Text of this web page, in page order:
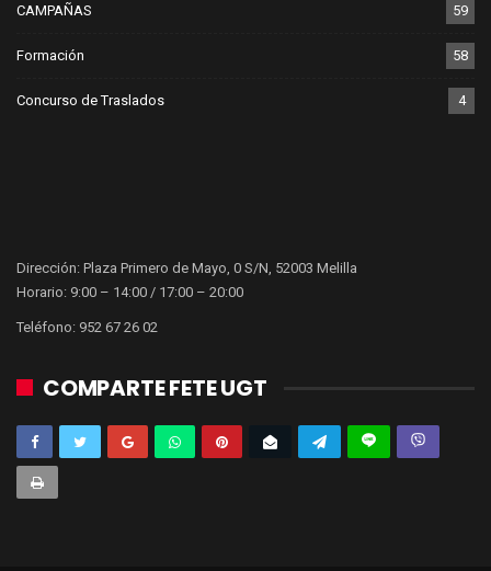
CAMPAÑAS 59
Formación 58
Concurso de Traslados 4
Dirección: Plaza Primero de Mayo, 0 S/N, 52003 Melilla
Horario: 9:00 – 14:00 / 17:00 – 20:00
Teléfono: 952 67 26 02
COMPARTE FETE UGT